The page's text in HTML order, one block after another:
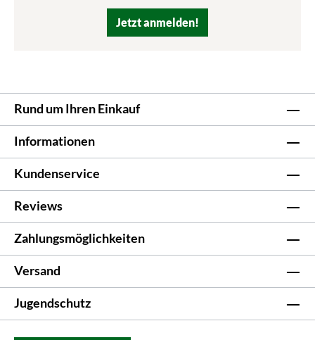
Jetzt anmelden!
Rund um Ihren Einkauf
Informationen
Kundenservice
Reviews
Zahlungsmöglichkeiten
Versand
Jugendschutz